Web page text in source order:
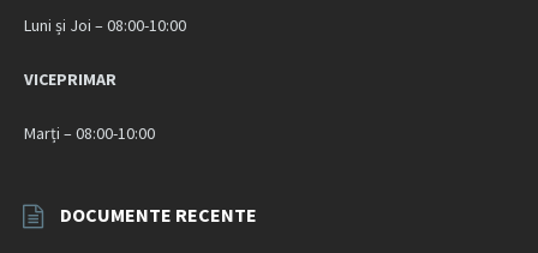
Luni și Joi – 08:00-10:00
VICEPRIMAR
Marți – 08:00-10:00
DOCUMENTE RECENTE